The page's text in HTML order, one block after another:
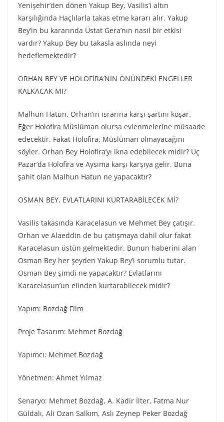
Yenişehir’den dönen Yakup Bey, Vasilis’i altın
karşılığında Haçlılarla takas etme kararı alır. Yakup
Bey’in bu kararında Üstat Gera’nın nasıl bir etkisi
vardır? Yakup Bey bu takasla aslında neyi
hedeflemektedir?
ORHAN BEY VE HOLOFİRA’NIN ÖNÜNDEKİ ENGELLER
KALKACAK MI?
Malhun Hatun, Orhan’ın ısrarına karşı şartını koşar.
Eğer Holofira Müslüman olursa evlenmelerine müsaade
edecektir. Fakat Holofira, Müslüman olmayacağını
söyler. Orhan Bey Holofira’yı ikna edebilecek midir? Uç
Pazar’da Holofira ve Aysima karşı karşıya gelir. Buna
şahit olan Malhun Hatun ne yapacaktır?
OSMAN BEY, EVLATLARINI KURTARABİLECEK Mİ?
Vasilis takasında Karacelasun ve Mehmet Bey çatışır.
Orhan ve Alaeddin de bu çatışmaya dahil olur fakat
Karacelasun üstün gelmektedir. Bunun haberini alan
Osman Bey her şeyden Yakup Bey’i sorumlu tutar.
Osman Bey şimdi ne yapacaktır? Evlatlarını
Karacelasun’un elinden kurtarabilecek midir?
Yapım: Bozdağ Fi̇lm
Proje Tasarım: Mehmet Bozdağ
Yapımcı: Mehmet Bozdağ
Yönetmen: Ahmet Yılmaz
Senaryo: Mehmet Bozdağ, A. Kadir İlter, Fatma Nur
Güldalı, Ali Ozan Salkım, Aslı Zeynep Peker Bozdağ